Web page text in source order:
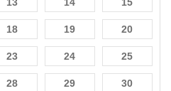
18 19 20
23 24 25
28 29 30